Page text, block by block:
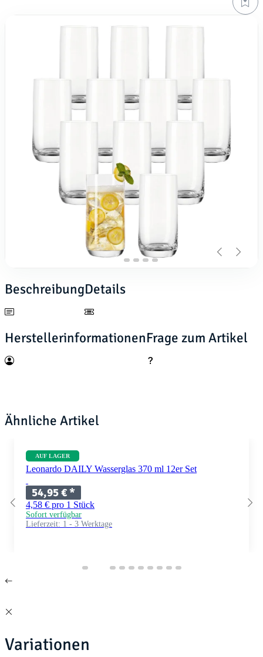
BeschreibungDetails
HerstellerinformationenFrage zum Artikel
Ähnliche Artikel
AUF LAGER
Leonardo DAILY Wasserglas 370 ml 12er Set
54,95 €*
4,58 € pro 1 Stück
Sofort verfügbar
Lieferzeit: 1 - 3 Werktage
Variationen